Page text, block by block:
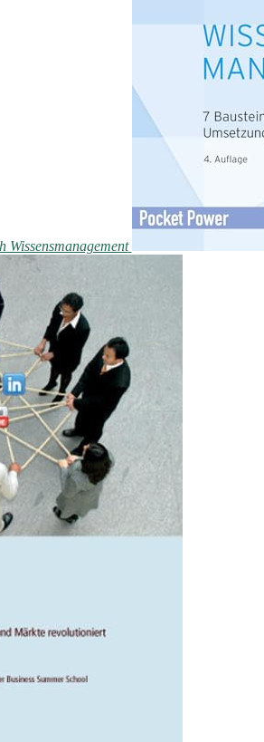
Wissensmanagement